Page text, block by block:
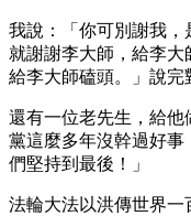
我說：「你可別謝我
就謝謝李大師，給李
給李大師磕頭。」說完
還有一位老先生，給
黨這麼多年沒幹過好
們堅持到最後！」
法輪大法以洪傳世界